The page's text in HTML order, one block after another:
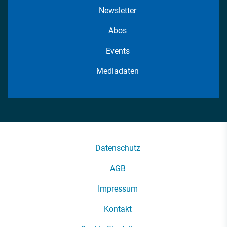
Newsletter
Abos
Events
Mediadaten
Datenschutz
AGB
Impressum
Kontakt